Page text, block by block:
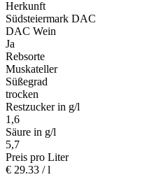
Herkunft
Südsteiermark DAC
DAC Wein
Ja
Rebsorte
Muskateller
Süßegrad
trocken
Restzucker in g/l
1,6
Säure in g/l
5,7
Preis pro Liter
€ 29.33 / l